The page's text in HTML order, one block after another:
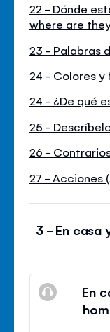
22 - Dónde
where are
23 - Palabras
24 - Colores y
24 - ¿De qué
25 -
26 -
27 - Acciones
3 - En casa
En